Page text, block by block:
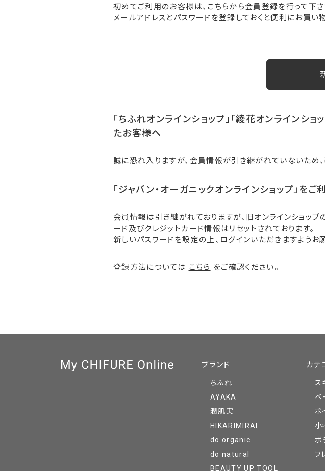
初めてご利用のお客様は、こちらから会員登録を行って下さ
メールアドレスとパスワードを登録しておくと便利にお買い
「ちふれオンラインショップ」「綾花オンラインシ
たお客様へ
誠に恐れ入りますが、会員情報が引き継がれていないため
「ジャパン・オーガニックオンラインショップ」を
会員情報は引き継がれておりますが、旧オンラインショッ
ード及びクレジットカード情報はリセットされております。
新しいパスワードを設定の上、ログインいただきますようお
登録方法については こちら をご確認ください。
ブランド
ちふれ
AYAKA
潤肌実
HIKARIMIRAI
do organic
do natural
BEAUTY UP TOOL
カテ
ス
ベ
ポ
小
ボ
フ